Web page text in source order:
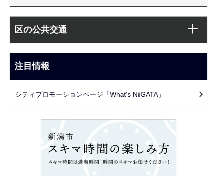
文
こ
ま
で
ビ
ー
区の公共交通
注目情報
シティプロモーションページ「What's NiiGATA」